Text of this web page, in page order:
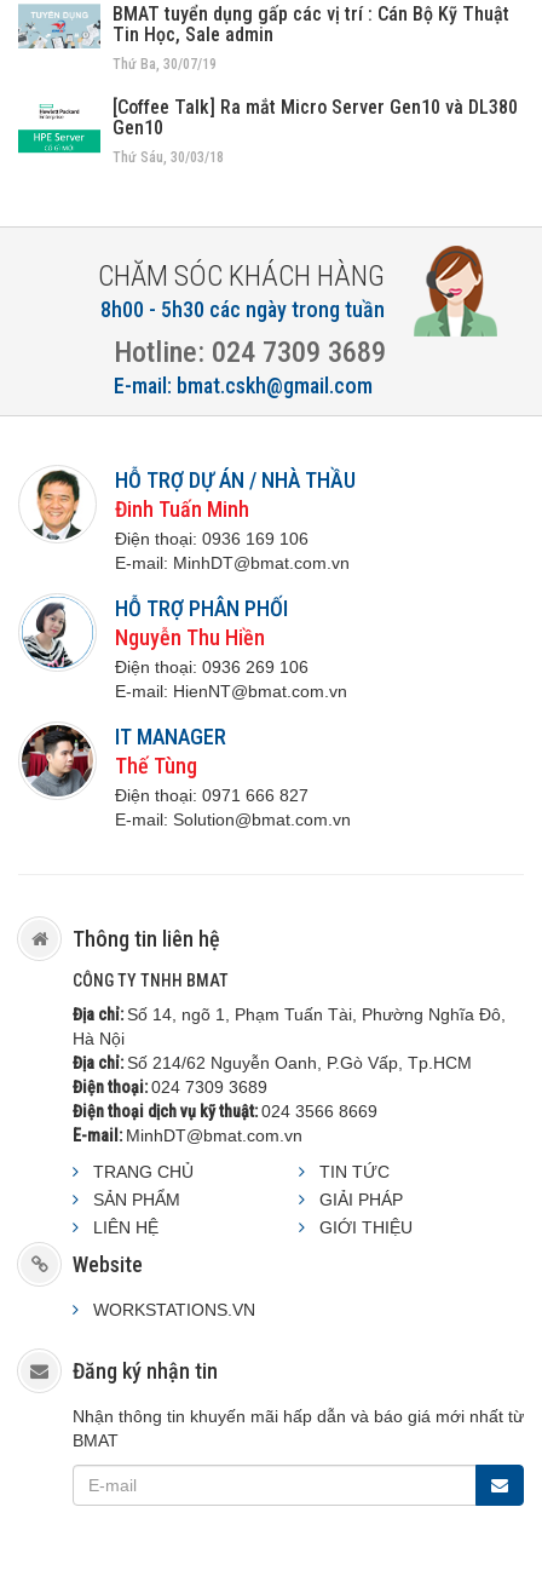
BMAT tuyển dụng gấp các vị trí : Cán Bộ Kỹ Thuật
Tin Học, Sale admin
Thứ Ba, 30/07/19
[Coffee Talk] Ra mắt Micro Server Gen10 và DL380
Gen10
Thứ Sáu, 30/03/18
CHĂM SÓC KHÁCH HÀNG
8h00 - 5h30 các ngày trong tuần
Hotline: 024 7309 3689
E-mail: bmat.cskh@gmail.com
HỖ TRỢ DỰ ÁN / NHÀ THẦU
Đinh Tuấn Minh
Điện thoại: 0936 169 106
E-mail: MinhDT@bmat.com.vn
HỖ TRỢ PHÂN PHỐI
Nguyễn Thu Hiền
Điện thoại: 0936 269 106
E-mail: HienNT@bmat.com.vn
IT MANAGER
Thế Tùng
Điện thoại: 0971 666 827
E-mail: Solution@bmat.com.vn
Thông tin liên hệ
CÔNG TY TNHH BMAT
Địa chỉ:Số 14, ngõ 1, Phạm Tuấn Tài, Phường Nghĩa Đô,
Hà Nội
Địa chỉ:Số 214/62 Nguyễn Oanh, P.Gò Vấp, Tp.HCM
Điện thoại:024 7309 3689
Điện thoại dịch vụ kỹ thuật:024 3566 8669
E-mail: MinhDT@bmat.com.vn
TRANG CHỦ
TIN TỨC
SẢN PHẨM
GIẢI PHÁP
LIÊN HỆ
GIỚI THIỆU
Website
WORKSTATIONS.VN
Đăng ký nhận tin
Nhận thông tin khuyến mãi hấp dẫn và báo giá mới nhất từ
BMAT